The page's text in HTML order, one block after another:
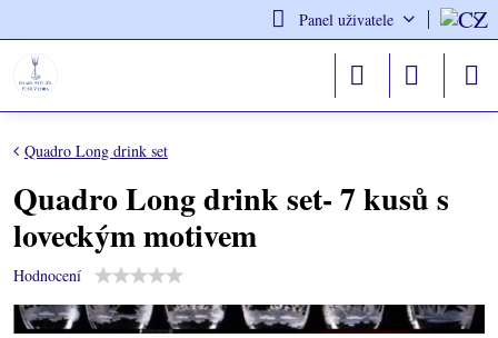
Panel uživatele
Quadro Long drink set
Quadro Long drink set- 7 kusů s
loveckým motivem
Hodnocení